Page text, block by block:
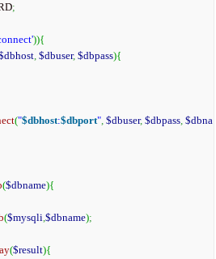
;
)){
, $dbuser, $dbpass){
("$dbhost:$dbport", $dbuser, $dbpass, $dbna
($dbname){
($mysqli,$dbname);
($result){